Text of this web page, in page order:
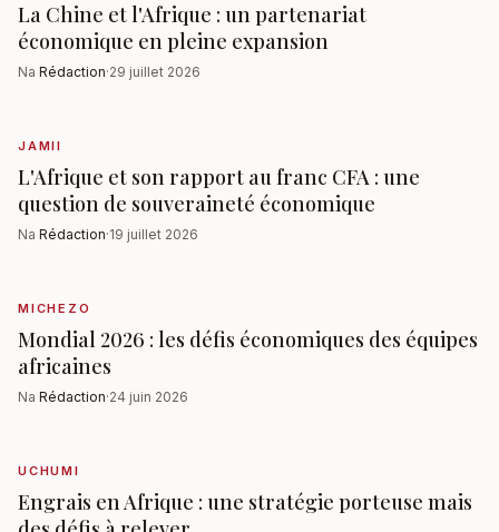
La Chine et l'Afrique : un partenariat
économique en pleine expansion
Na Rédaction·29 juillet 2026
JAMII
L'Afrique et son rapport au franc CFA : une
question de souveraineté économique
Na Rédaction·19 juillet 2026
MICHEZO
Mondial 2026 : les défis économiques des équipes
africaines
Na Rédaction·24 juin 2026
UCHUMI
Engrais en Afrique : une stratégie porteuse mais